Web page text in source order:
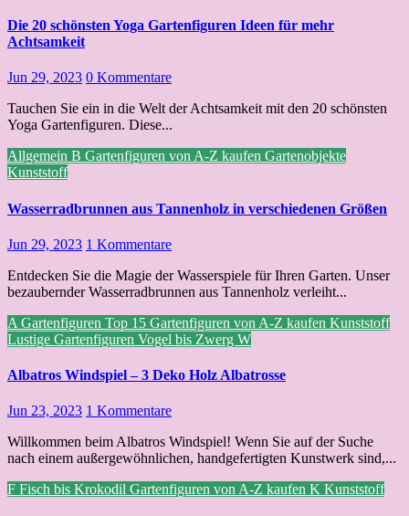
Die 20 schönsten Yoga Gartenfiguren Ideen für mehr
Achtsamkeit
Jun 29, 2023 0 Kommentare
Tauchen Sie ein in die Welt der Achtsamkeit mit den 20 schönsten
Yoga Gartenfiguren. Diese...
Allgemein B Gartenfiguren von A-Z kaufen Gartenobjekte
Kunststoff
Wasserradbrunnen aus Tannenholz in verschiedenen Größen
Jun 29, 2023 1 Kommentare
Entdecken Sie die Magie der Wasserspiele für Ihren Garten. Unser
bezaubernder Wasserradbrunnen aus Tannenholz verleiht...
A Gartenfiguren Top 15 Gartenfiguren von A-Z kaufen Kunststoff
Lustige Gartenfiguren Vogel bis Zwerg W
Albatros Windspiel – 3 Deko Holz Albatrosse
Jun 23, 2023 1 Kommentare
Willkommen beim Albatros Windspiel! Wenn Sie auf der Suche
nach einem außergewöhnlichen, handgefertigten Kunstwerk sind,...
F Fisch bis Krokodil Gartenfiguren von A-Z kaufen K Kunststoff